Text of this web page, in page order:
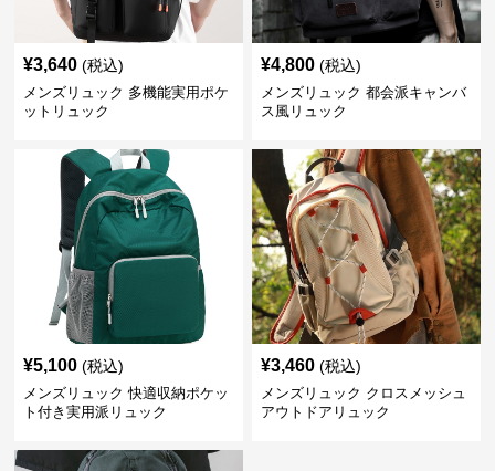
¥3,640 (税込)
メンズリュック 多機能実用ポケ
ットリュック
¥4,800 (税込)
メンズリュック 都会派キャンバ
ス風リュック
¥5,100 (税込)
メンズリュック 快適収納ポケッ
ト付き実用派リュック
¥3,460 (税込)
メンズリュック クロスメッシュ
アウトドアリュック